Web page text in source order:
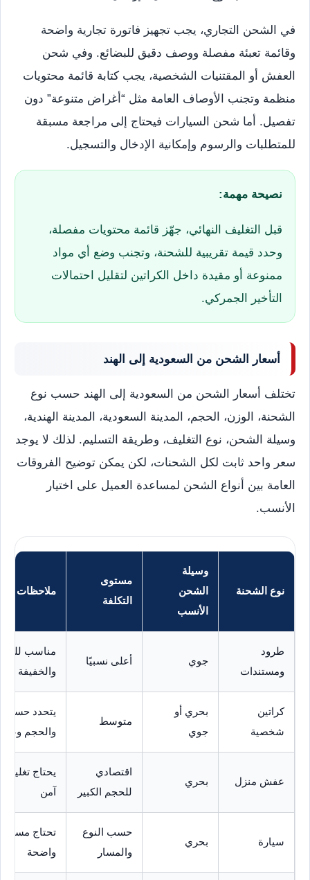
في الشحن التجاري، يجب تجهيز فاتورة تجارية واضحة
وقائمة تعبئة مفصلة ووصف دقيق للبضائع. وفي شحن
العفش أو المقتنيات الشخصية، يجب كتابة قائمة محتويات
منظمة وتجنب الأوصاف العامة مثل “أغراض متنوعة” دون
تفصيل. أما شحن السيارات فيحتاج إلى مراجعة مسبقة
للمتطلبات والرسوم وإمكانية الإدخال والتسجيل.
نصيحة مهمة:
قبل التغليف النهائي، جهّز قائمة محتويات مفصلة،
وحدد قيمة تقريبية للشحنة، وتجنب وضع أي مواد
ممنوعة أو مقيدة داخل الكراتين لتقليل احتمالات
التأخير الجمركي.
أسعار الشحن من السعودية إلى الهند
تختلف أسعار الشحن من السعودية إلى الهند حسب نوع
الشحنة، الوزن، الحجم، المدينة السعودية، المدينة الهندية،
وسيلة الشحن، نوع التغليف، وطريقة التسليم. لذلك لا يوجد
سعر واحد ثابت لكل الشحنات، لكن يمكن توضيح الفروقات
العامة بين أنواع الشحن لمساعدة العميل على اختيار
الأنسب.
نوع الشحنة
وسيلة
الشحن
الأنسب
مستوى
التكلفة
ملاحظات
طرود
ومستندات
جوي أعلى نسبيًا
مناسب
والخفيفة
كراتين
شخصية
بحري أو
جوي
متوسط
يتحدد حسب
والحجم وعدد
عفش منزل بحري
اقتصادي
للحجم الكبير
يحتاج
آمن
سيارة بحري
حسب النوع
والمسار
تحتاج
واضحة